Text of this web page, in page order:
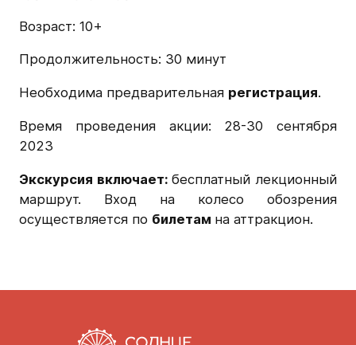
Возраст: 10+
Продолжительность: 30 минут
Необходима предварительная регистрация.
Время проведения акции: 28-30 сентября
2023
Экскурсия включает:бесплатный лекционный
маршрут. Вход на колесо обозрения
осуществляется по билетам на аттракцион.